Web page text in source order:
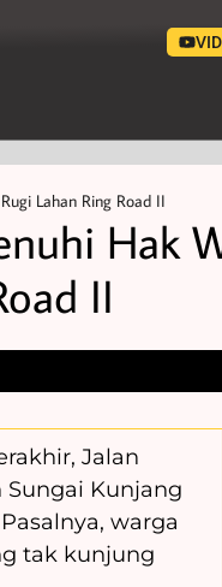
Lahan Ring Road II
Hak
II
Jalan
Sungai Kunjang
warga
tak kunjung